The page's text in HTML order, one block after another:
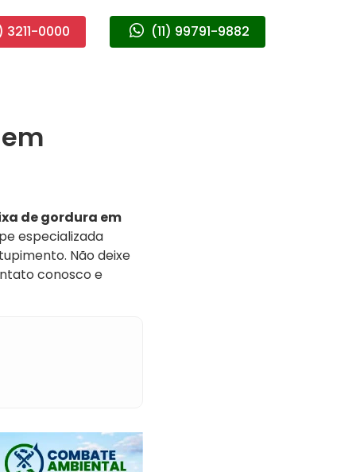
3211-0000 (11) 99791-9882
de gordura em
especializada
Não deixe
conosco e